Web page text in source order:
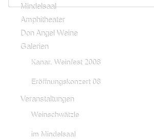
Mindelsaal
Amphitheater
Don Angel Weine
Galerien
Kanar. Weinfest 2008
Eröffnungskonzert 08
Veranstaltungen
Weinschwätzle
im Mindelsaal